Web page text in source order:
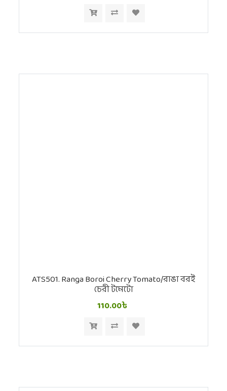
ATS501. Ranga Boroi Cherry Tomato/রাঙা বরই
চেরী টমেটো
110.00৳